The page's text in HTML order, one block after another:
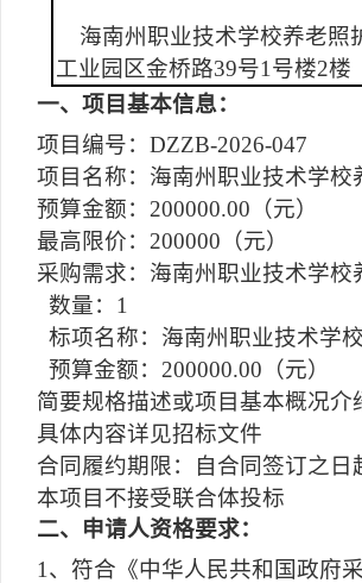
海南州职业技术学校养老照
工业园区金桥路39号1号楼2
一、项目基本信息：
项目编号：DZZB-2026-047
项目名称：海南州职业技术学
预算金额：200000.00（元）
最高限价：200000（元）
采购需求：海南州职业技术学
数量：1
标项名称：海南州职业技术学
预算金额：200000.00（元）
简要规格描述或项目基本概况介
具体内容详见招标文件
合同履约期限：自合同签订之日
本项目不接受联合体投标
二、申请人资格要求：
1、符合《中华人民共和国政府